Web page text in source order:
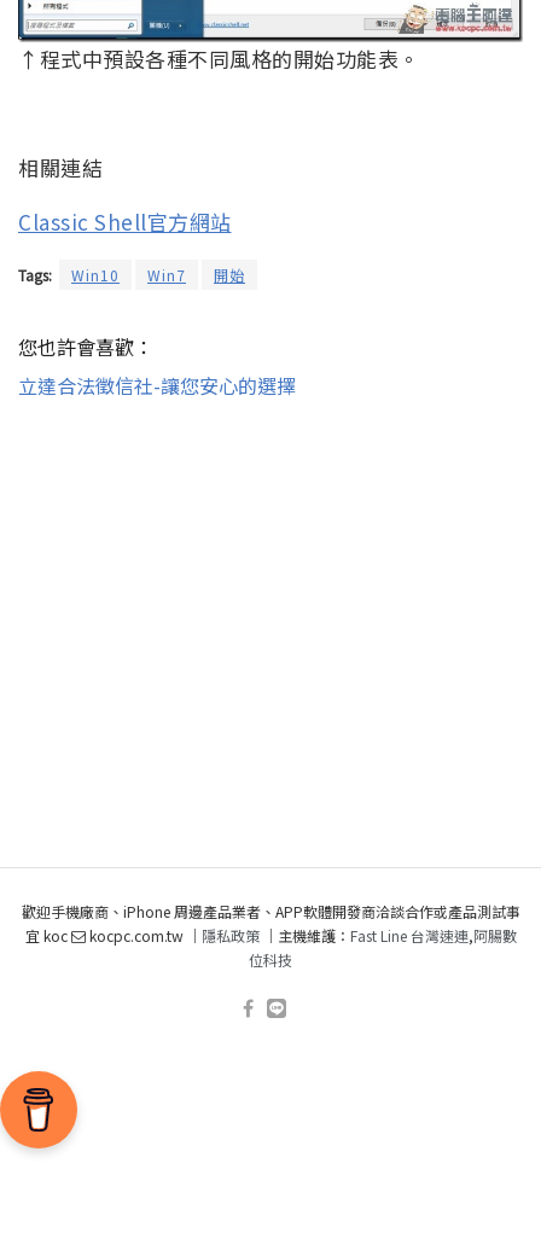
↑程式中預設各種不同風格的開始功能表。
相關連結
Classic Shell官方網站
Tags: Win10 Win7 開始
您也許會喜歡：
立達合法徵信社-讓您安心的選擇
歡迎手機廠商、iPhone 周邊產品業者、APP軟體開發商洽談合作或產品測試事
宜 koc
kocpc.com.tw ｜ 隱私政策｜主機維護： Fast Line 台灣速連,阿腸數
位科技